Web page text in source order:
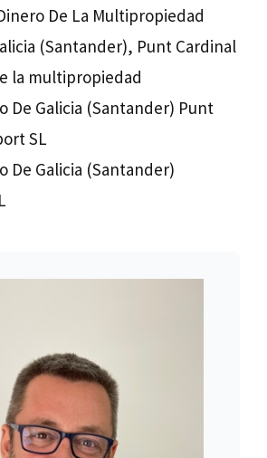
De La Multipropiedad
(Santander), Punt Cardinal
la multipropiedad
De Galicia (Santander) Punt
SL
De Galicia (Santander)